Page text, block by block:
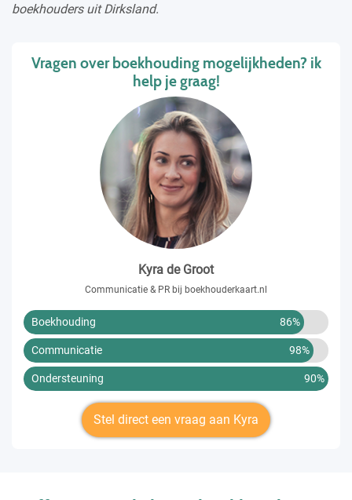
boekhouders uit Dirksland.
Vragen over boekhouding mogelijkheden? ik
help je graag!
Kyra de Groot
Communicatie & PR bij boekhouderkaart.nl
Boekhouding 86%
Communicatie 98%
Ondersteuning 90%
Stel direct een vraag aan Kyra